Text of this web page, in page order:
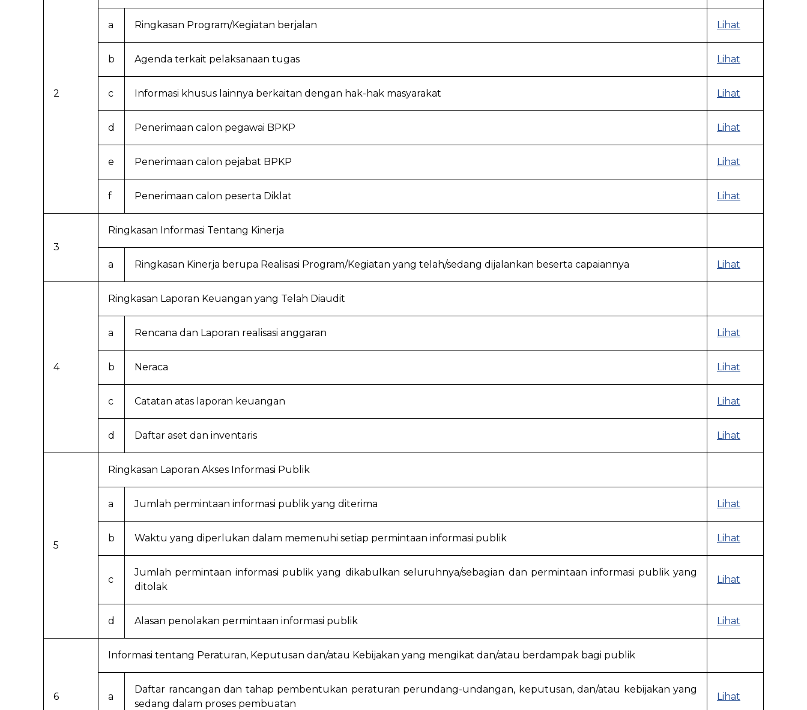
2
a Ringkasan Program/Kegiatan berjalan Lihat
b Agenda terkait pelaksanaan tugas Lihat
c Informasi khusus lainnya berkaitan dengan hak-hak masyarakat Lihat
d Penerimaan calon pegawai BPKP Lihat
e Penerimaan calon pejabat BPKP Lihat
f Penerimaan calon peserta Diklat Lihat
3
Ringkasan Informasi Tentang Kinerja
a Ringkasan Kinerja berupa Realisasi Program/Kegiatan yang telah/sedang dijalankan beserta capaiannya Lihat
4
Ringkasan Laporan Keuangan yang Telah Diaudit
a Rencana dan Laporan realisasi anggaran Lihat
b Neraca Lihat
c Catatan atas laporan keuangan Lihat
d Daftar aset dan inventaris Lihat
5
Ringkasan Laporan Akses Informasi Publik
a Jumlah permintaan informasi publik yang diterima Lihat
b Waktu yang diperlukan dalam memenuhi setiap permintaan informasi publik Lihat
c
Jumlah permintaan informasi publik yang dikabulkan seluruhnya/sebagian dan permintaan informasi publik yang
ditolak
Lihat
d Alasan penolakan permintaan informasi publik Lihat
6
Informasi tentang Peraturan, Keputusan dan/atau Kebijakan yang mengikat dan/atau berdampak bagi publik
a
Daftar rancangan dan tahap pembentukan peraturan perundang-undangan, keputusan, dan/atau kebijakan yang
sedang dalam proses pembuatan
Lihat